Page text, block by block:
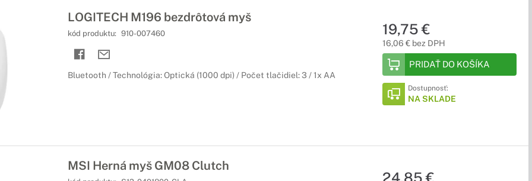
zostavu o skvelé doplnky
súčasťou každej dobrej hernej zostavy. Či už sa jedná o kvalitné podložky pod myš alebo ovládače, u nás nájdeš všetko.
LOGITECH M196 bezdrôtová myš
kód produktu: 910-007460
Bluetooth / Technológia: Optická (1000 dpi) / Počet tlačidiel: 3 / 1x AA
19,75 €
16,06 € bez DPH
PRIDAŤ DO KOŠÍKA
Dostupnosť:
NA SKLADE
MSI Herná myš GM08 Clutch
24,85 €